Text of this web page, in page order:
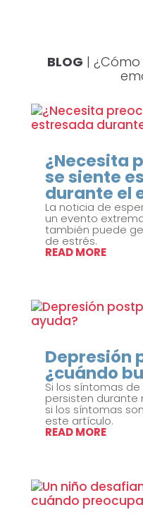
BLOG |
¿Necesita
se siente
durante el
La noticia de
un evento
también puede
de estrés.
READ MORE
Depresión
¿cuándo
Si los síntomas
persisten durante
si los síntomas
este artículo.
READ MORE